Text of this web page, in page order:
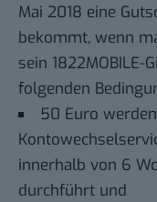
Mai 2018 eine
bekommt, wenn
sein
folgenden
50 Euro
innerhalb von 6
durchführt und